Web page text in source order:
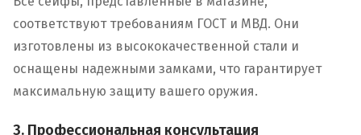
соответствуют требованиям ГОСТ и МВД. Они
изготовлены из высококачественной стали и
оснащены надежными замками, что гарантирует
максимальную защиту вашего оружия.
3. Профессиональная консультация